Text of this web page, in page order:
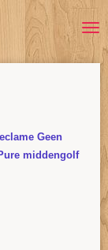
Geen
middengolf